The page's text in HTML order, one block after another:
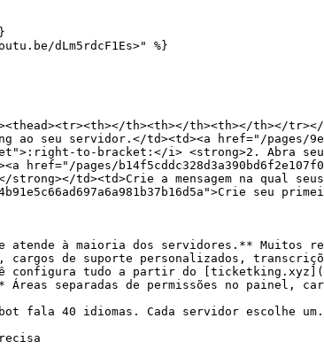
dLm5rdcF1Es>" %}
th><th></th><th></th></
ao seu servidor.</td><td><a href="/pages/
to-bracket:</i> <strong>2. Abra
href="/pages/
td><td>Crie a mensagem na qual
seu
atende à maioria dos servidores.** Muitos
de suporte personalizados,
configura tudo a partir do
separadas de permissões no painel,
fala 40 idiomas. Cada servidor escolhe um.